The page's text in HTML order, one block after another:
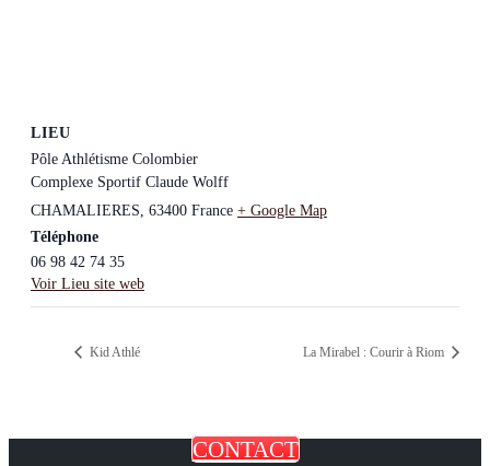
LIEU
Pôle Athlétisme Colombier
Complexe Sportif Claude Wolff
CHAMALIERES 63400 France + Google Map
Téléphone
06 98 42 74 35
Voir Lieu site web
Kid Athlé La Mirabel : Courir à Riom
CONTACT